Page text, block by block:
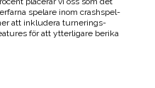
spelare inom crashspel-
att inkludera turnerings-
för att ytterligare berika